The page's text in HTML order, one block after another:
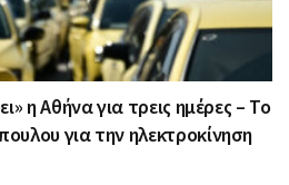
η Αθήνα για τρεις ημέρες – Το
για την ηλεκτροκίνηση